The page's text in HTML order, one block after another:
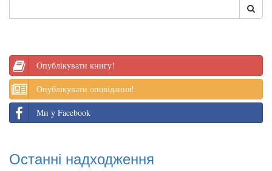
Опублікувати книгу!
Опублікувати оповідання!
Ми у Facebook
Останні надходження